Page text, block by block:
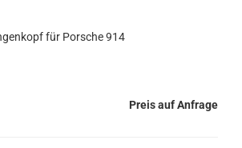
für Porsche 914
Preis auf Anfrage